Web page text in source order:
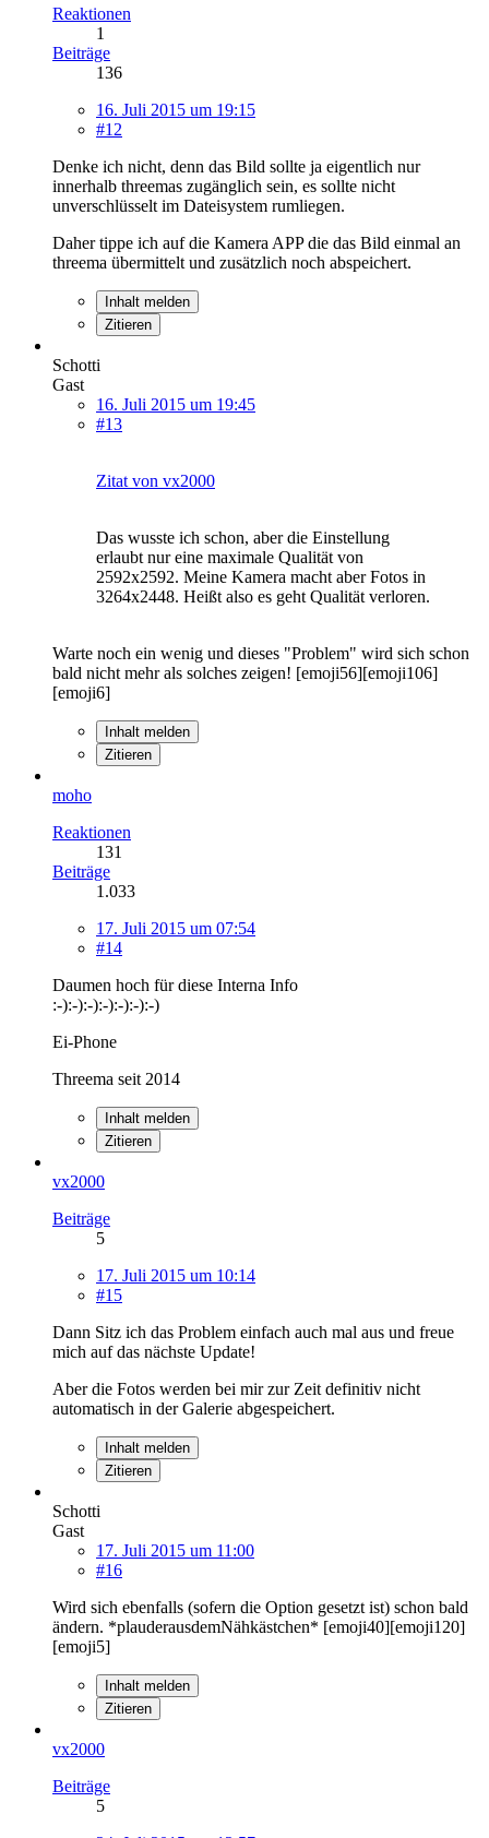
Reaktionen
1
Beiträge
136
16. Juli 2015 um 19:15
#12
Denke ich nicht, denn das Bild sollte ja eigentlich nur
innerhalb threemas zugänglich sein, es sollte nicht
unverschlüsselt im Dateisystem rumliegen.
Daher tippe ich auf die Kamera APP die das Bild einmal an
threema übermittelt und zusätzlich noch abspeichert.
Inhalt melden
Zitieren
Schotti
Gast
16. Juli 2015 um 19:45
#13
Zitat von vx2000
Das wusste ich schon, aber die Einstellung
erlaubt nur eine maximale Qualität von
2592x2592. Meine Kamera macht aber Fotos in
3264x2448. Heißt also es geht Qualität verloren.
Warte noch ein wenig und dieses "Problem" wird sich schon
bald nicht mehr als solches zeigen! [emoji56][emoji106]
[emoji6]
Inhalt melden
Zitieren
moho
Reaktionen
131
Beiträge
1.033
17. Juli 2015 um 07:54
#14
Daumen hoch für diese Interna Info
:-):-):-):-):-):-):-)
Ei-Phone
Threema seit 2014
Inhalt melden
Zitieren
vx2000
Beiträge
5
17. Juli 2015 um 10:14
#15
Dann Sitz ich das Problem einfach auch mal aus und freue
mich auf das nächste Update!
Aber die Fotos werden bei mir zur Zeit definitiv nicht
automatisch in der Galerie abgespeichert.
Inhalt melden
Zitieren
Schotti
Gast
17. Juli 2015 um 11:00
#16
Wird sich ebenfalls (sofern die Option gesetzt ist) schon bald
ändern. *plauderausdemNähkästchen* [emoji40][emoji120]
[emoji5]
Inhalt melden
Zitieren
vx2000
Beiträge
5